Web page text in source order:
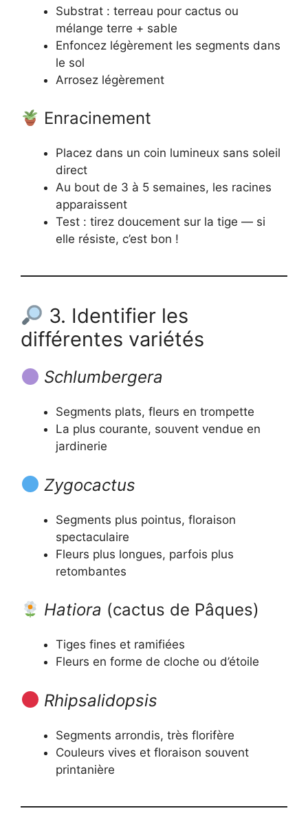
Substrat : terreau pour cactus ou
mélange terre + sable
Enfoncez légèrement les segments dans
le sol
Arrosez légèrement
Enracinement
Placez dans un coin lumineux sans soleil
direct
Au bout de 3 à 5 semaines, les racines
apparaissent
Test : tirez doucement sur la tige — si
elle résiste, c’est bon !
3. Identifier les
différentes variétés
Schlumbergera
Segments plats, fleurs en trompette
La plus courante, souvent vendue en
jardinerie
Zygocactus
Segments plus pointus, floraison
spectaculaire
Fleurs plus longues, parfois plus
retombantes
Hatiora (cactus de Pâques)
Tiges fines et ramifiées
Fleurs en forme de cloche ou d’étoile
Rhipsalidopsis
Segments arrondis, très florifère
Couleurs vives et floraison souvent
printanière